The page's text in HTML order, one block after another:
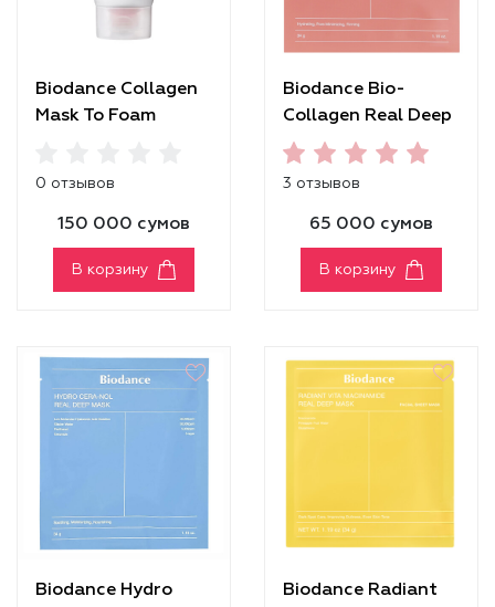
Biodance Collagen
Mask To Foam
0 отзывов
150 000 сумов
В корзину
Biodance Bio-
Collagen Real Deep
Mask
3 отзывов
65 000 сумов
В корзину
Biodance Hydro
Biodance Radiant